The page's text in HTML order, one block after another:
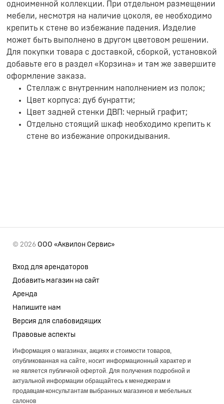
одноименной коллекции. При отдельном размещении
мебели, несмотря на наличие цоколя, ее необходимо
крепить к стене во избежание падения. Изделие
может быть выполнено в другом цветовом решении.
Для покупки товара с доставкой, сборкой, установкой
добавьте его в раздел «Корзина» и там же завершите
оформление заказа.
Стеллаж с внутренним наполнением из полок;
Цвет корпуса: дуб бунратти;
Цвет задней стенки ДВП: черный графит;
Отдельно стоящий шкаф необходимо крепить к
стене во избежание опрокидывания.
© 2026 ООО «Аквилон Сервис»
Вход для арендаторов
Добавить магазин на сайт
Аренда
Напишите нам
Версия для слабовидящих
Правовые аспекты
Информация о магазинах, акциях и стоимости товаров,
опубликованная на сайте, носит информационный характер и
не является публичной офертой. Для получения подробной и
актуальной информации обращайтесь к менеджерам и
продавцам-консультантам выбранных магазинов и мебельных
салонов